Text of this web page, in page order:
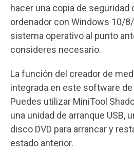
hacer una copia de seguridad
ordenador con Windows 10/
sistema operativo al punto
consideres necesario.
La función del creador de
integrada en este software
Puedes utilizar MiniTool
una unidad de arranque USB,
disco DVD para arrancar y
estado anterior.